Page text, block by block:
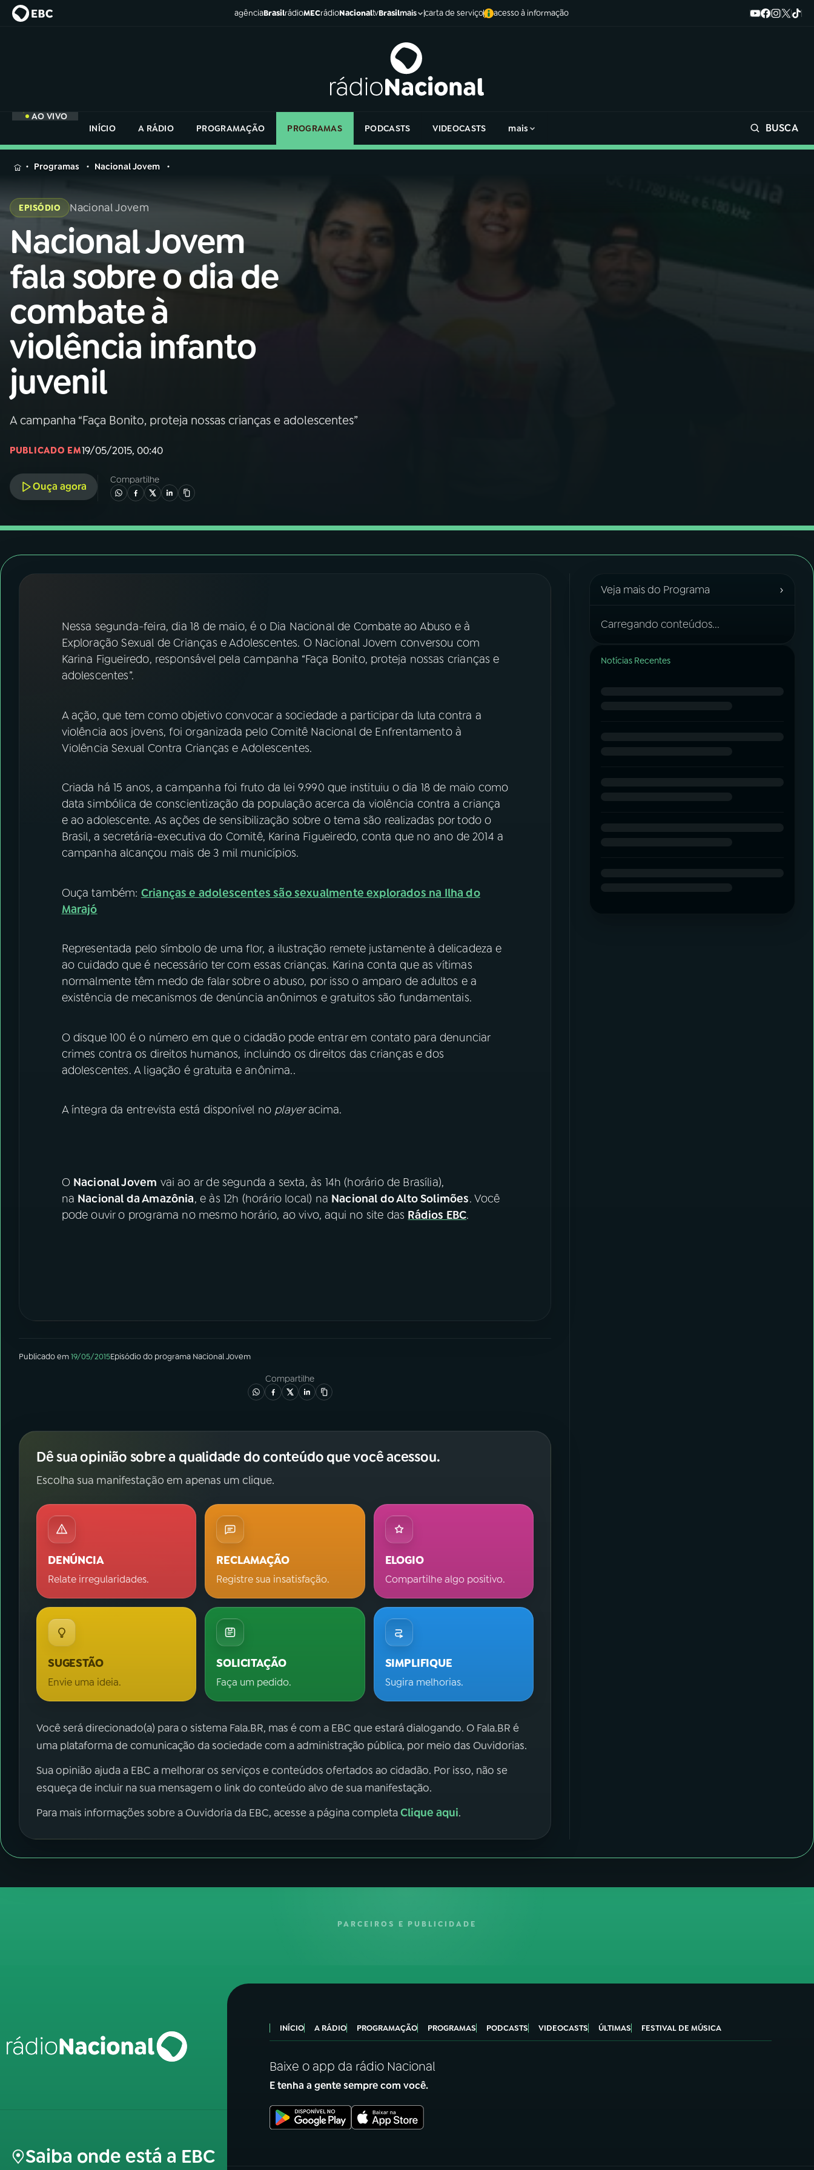
agênciaBrasilrádioMECrádioNacionaltvBrasilmais carta de serviço acesso à informação
AO VIVO
INÍCIO
A RÁDIO PROGRAMAÇÃO PROGRAMAS PODCASTS VIDEOCASTS mais BUSCA
MENU
Buscar
na
Rádio
Nacional
AO VIVO
01 INÍCIO
02A RÁDIO
03PROGRAMAÇÃO
04PROGRAMAS
ACOMPANHE A RÁDIO NACIONAL
YouTube Facebook
Instagram
na
Rádio
Programas Nacional Jovem
EPISÓDIO Nacional Jovem
Nacional Jovem
fala sobre o dia de
combate à
violência infanto
juvenil
A campanha “Faça Bonito, proteja nossas crianças e adolescentes”
PUBLICADO EM19/05/2015, 00:40
Ouça agora
Compartilhe
Nessa segunda-feira, dia 18 de maio, é o Dia Nacional de Combate ao Abuso e à
Exploração Sexual de Crianças e Adolescentes. O Nacional Jovem conversou com
Karina Figueiredo, responsável pela campanha “Faça Bonito, proteja nossas crianças e
adolescentes”.
A ação, que tem como objetivo convocar a sociedade a participar da luta contra a
violência aos jovens, foi organizada pelo Comitê Nacional de Enfrentamento à
Violência Sexual Contra Crianças e Adolescentes.
Criada há 15 anos, a campanha foi fruto da lei 9.990 que instituiu o dia 18 de maio como
data simbólica de conscientização da população acerca da violência contra a criança
e ao adolescente. As ações de sensibilização sobre o tema são realizadas por todo o
Brasil, a secretária-executiva do Comitê, Karina Figueiredo, conta que no ano de 2014 a
campanha alcançou mais de 3 mil municípios.
Ouça também: Crianças e adolescentes são sexualmente explorados na Ilha do
Marajó
Representada pelo símbolo de uma flor, a ilustração remete justamente à delicadeza e
ao cuidado que é necessário ter com essas crianças. Karina conta que as vítimas
normalmente têm medo de falar sobre o abuso, por isso o amparo de adultos e a
existência de mecanismos de denúncia anônimos e gratuitos são fundamentais.
O disque 100 é o número em que o cidadão pode entrar em contato para denunciar
crimes contra os direitos humanos, incluindo os direitos das crianças e dos
adolescentes. A ligação é gratuita e anônima..
A íntegra da entrevista está disponível no playeracima.
O Nacional Jovem vai ao ar de segunda a sexta, às 14h (horário de Brasília),
na Nacional da Amazônia, e às 12h (horário local) na Nacional do Alto Solimões. Você
pode ouvir o programa no mesmo horário, ao vivo, aqui no site das Rádios EBC.
Publicado em19/05/2015Episódiodo programa Nacional Jovem
Compartilhe
Dê sua opinião sobre a qualidade do conteúdo que você acessou.
Escolha sua manifestação em apenas um clique.
DENÚNCIA
Relate irregularidades.
RECLAMAÇÃO
Registre sua insatisfação.
ELOGIO
Compartilhe algo positivo.
SUGESTÃO
Envie uma ideia.
SOLICITAÇÃO
Faça um pedido.
SIMPLIFIQUE
Sugira melhorias.
Você será direcionado(a) para o sistema Fala.BR, mas é com a EBC que estará dialogando. O Fala.BR é
uma plataforma de comunicação da sociedade com a administração pública, por meio das Ouvidorias.
Sua opinião ajuda a EBC a melhorar os serviços e conteúdos ofertados ao cidadão. Por isso, não se
esqueça de incluir na sua mensagem o link do conteúdo alvo de sua manifestação.
Para mais informações sobre a Ouvidoria da EBC, acesse a página completaClique aqui.
Veja mais do Programa ›
Carregando conteúdos...
Notícias Recentes
PARCEIROS E PUBLICIDADE
Saiba onde está a EBC
INÍCIO A RÁDIO PROGRAMAÇÃO PROGRAMAS PODCASTS VIDEOCASTS ÚLTIMAS FESTIVAL DE MÚSICA
Baixe o app da rádio Nacional
E tenha a gente sempre com você.